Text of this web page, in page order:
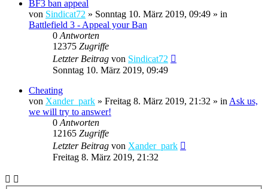
BF3 ban appeal
von Sindicat72 » Sonntag 10. März 2019, 09:49 » in
Battlefield 3 - Appeal your Ban
0 Antworten
12375 Zugriffe
Letzter Beitrag von Sindicat72
Sonntag 10. März 2019, 09:49
Cheating
von Xander_park » Freitag 8. März 2019, 21:32 » in Ask us,
we will try to answer!
0 Antworten
12165 Zugriffe
Letzter Beitrag von Xander_park
Freitag 8. März 2019, 21:32